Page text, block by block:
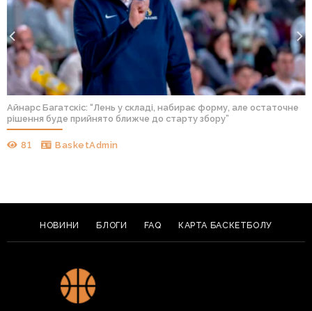
Айнарс Багатскіс: “Лень у складі, набирає форму, але остаточне
рішення буде прийнято ближче до старту збору”
81 BasketAdmin
НОВИНИ БЛОГИ FAQ КАРТА БАСКЕТБОЛУ